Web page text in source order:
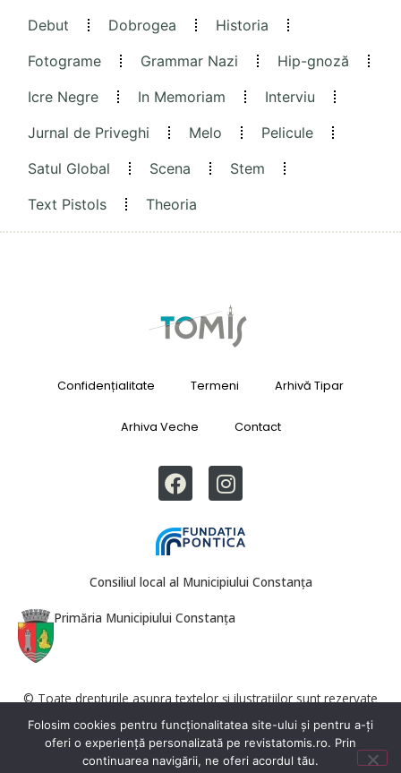
Debut
Dobrogea
Historia
Fotograme
Grammar Nazi
Hip-gnoză
Icre Negre
In Memoriam
Interviu
Jurnal de Priveghi
Melo
Pelicule
Satul Global
Scena
Stem
Text Pistols
Theoria
Confidențialitate Termeni Arhivă Tipar
Arhiva Veche Contact
Consiliul local al Municipiului Constanța
Primăria Municipiului Constanța
© Toate drepturile asupra textelor și ilustrațiilor sunt rezervate
Revista Tomis. Reproducerea totală sau parțială este interzisă fără
acordul redacției.
Folosim cookies pentru funcționalitatea site-ului și pentru a-ți
oferi o experiență personalizată pe revistatomis.ro. Prin
continuarea navigării, ne oferi acordul tău.